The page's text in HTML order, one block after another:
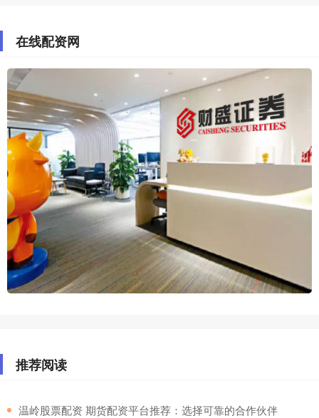
在线配资网
推荐阅读
​温岭股票配资 期货配资平台推荐：选择可靠的合作伙伴